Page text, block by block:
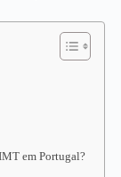
em Portugal?